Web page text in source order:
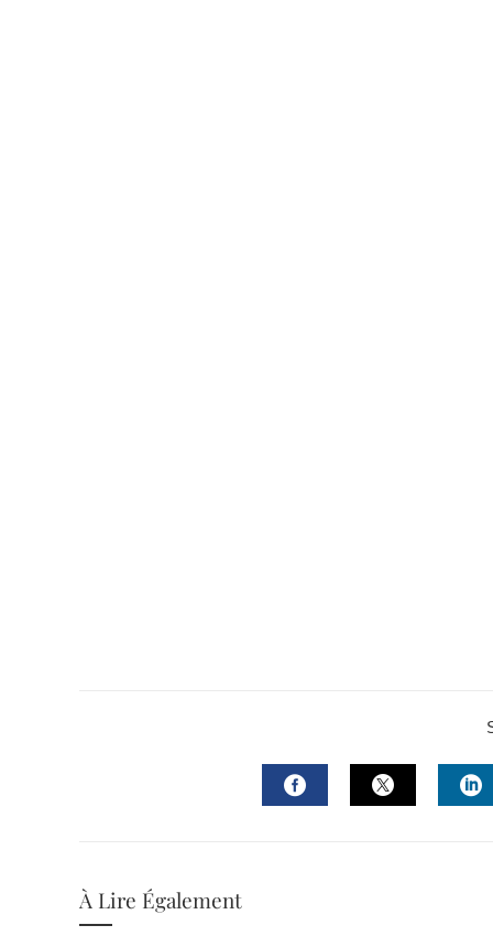
À Lire Également